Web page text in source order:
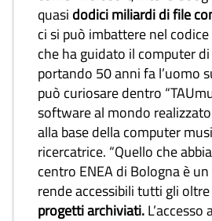
quasi dodici miliardi di file
ci si può imbattere nel
che ha guidato il computer
portando 50 anni fa l’uomo
può curiosare dentro
software al mondo
alla base della computer
ricercatrice. “Quello che
centro ENEA di Bologna è
rende accessibili tutti gli oltre
progetti archiviati.